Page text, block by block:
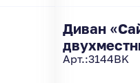
Диван
Арт.:3144BK